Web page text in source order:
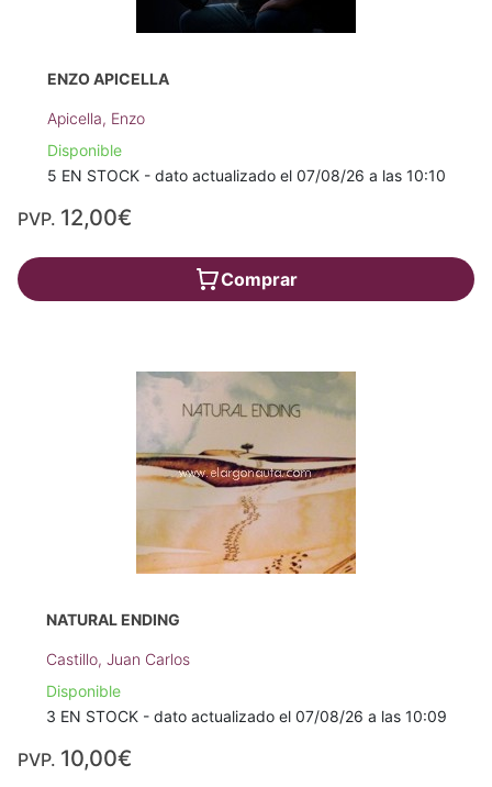
ENZO APICELLA
Apicella, Enzo
Disponible
5 EN STOCK - dato actualizado el 07/08/26 a las 10:10
PVP. 12,00€
Comprar
NATURAL ENDING
Castillo, Juan Carlos
Disponible
3 EN STOCK - dato actualizado el 07/08/26 a las 10:09
PVP. 10,00€